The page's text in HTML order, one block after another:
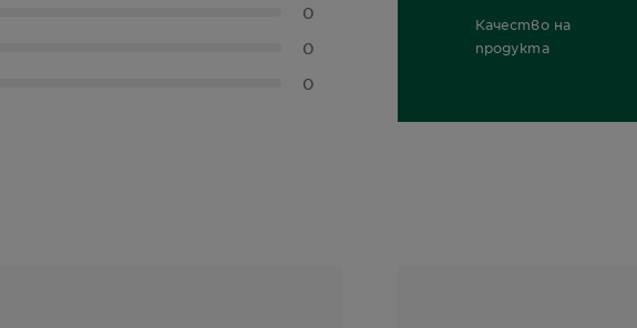
0
0
0
Качество на
продукта
0,0 out of 5 stars